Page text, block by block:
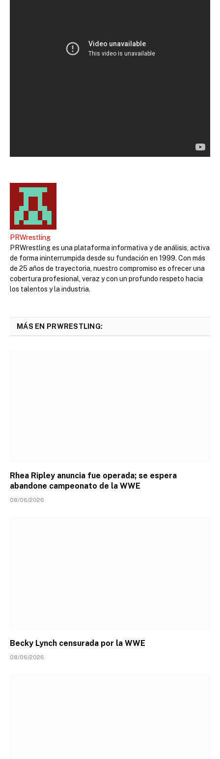
PRWrestling
PRWrestling es una plataforma informativa y de análisis, activa
de forma ininterrumpida desde su fundación en 1999. Con más
de 25 años de trayectoria, nuestro compromiso es ofrecer una
cobertura profesional, veraz y con un profundo respeto hacia
los talentos y la industria.
MÁS EN PRWRESTLING:
Rhea Ripley anuncia fue operada; se espera
abandone campeonato de la WWE
08/06/2026
Becky Lynch censurada por la WWE
08/06/2026